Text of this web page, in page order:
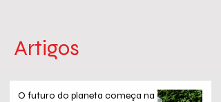
Artigos
O futuro do planeta começa na